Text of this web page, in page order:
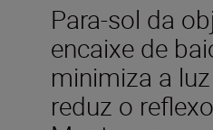
Para-sol da
encaixe de
minimiza a
reduz o